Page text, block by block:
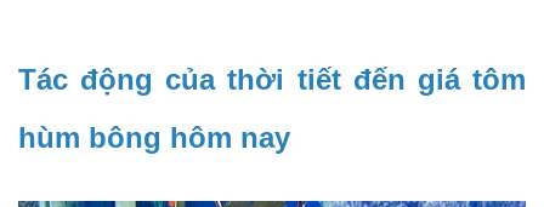
Tác động của thời tiết đến giá tôm
hùm bông hôm nay